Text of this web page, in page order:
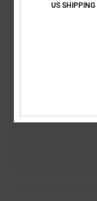
100%
US SHIPPING